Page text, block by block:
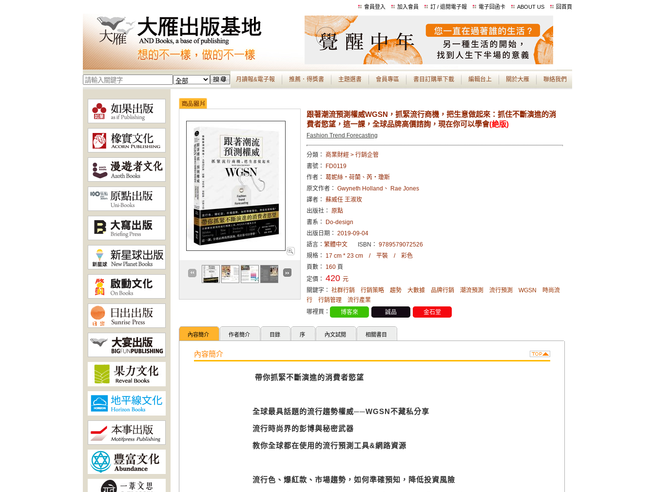
會員登入 加入會員 訂 / 退閱電子報 電子回函卡 ABOUT US 回首頁
月讀報&電子報 推薦．得獎書 主題選書 會員專區 書目訂購單下載 編輯台上 關於大雁 聯絡我們
跟著潮流預測權威WGSN，抓緊流行商機，把生意做起來：抓住不斷演進的消
費者慾望，這一課，全球品牌高價諮詢，現在你可以學會(絶版)
Fashion Trend Forecasting
分類： 商業財經 > 行銷企管
書號：
FD0119
作者： 葛妮絲‧荷蘭、芮‧瓊斯
原文作者： Gwyneth Holland、 Rae Jones
譯者： 蘇威任 王淑玫
出版社： 原點
書系：
Do-design
出版日期： 2019-09-04
語言： 繁體中文 ISBN： 9789579072526
規格： 17 cm * 23 cm / 平裝 / 彩色
頁數： 160 頁
定價： 420 元
關鍵字： 社群行銷 行銷策略 趨勢 大數據 品牌行銷 潮流預測 流行預測 WGSN
時尚流
行
行銷管理
流行產業
哪裡買：
博客來 誠品 金石堂
內容簡介 作者簡介 目錄 序 內文試閱 相關書目
內容簡介
帶你抓緊不斷演進的消費者慾望
全球最具話題的流行趨勢權威──WGSN不藏私分享
流行時尚界的彭博與秘密武器
教你全球都在使用的流行預測工具&網路資源
流行色、爆紅款、市場趨勢，如何準確預知，降低投資風險